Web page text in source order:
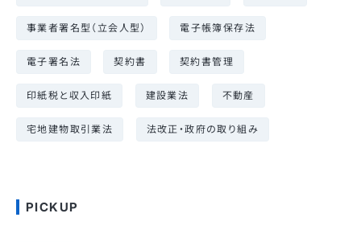
事業者署名型（立会人型） 電子帳簿保存法
電子署名法 契約書 契約書管理
印紙税と収入印紙 建設業法 不動産
宅地建物取引業法 法改正・政府の取り組み
PICKUP